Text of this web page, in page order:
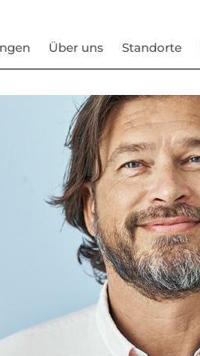
Über uns Standorte